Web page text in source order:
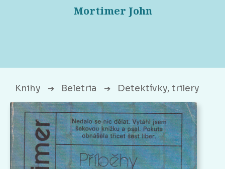
Mortimer John
Knihy ➔ Beletria ➔ Detektívky, trilery